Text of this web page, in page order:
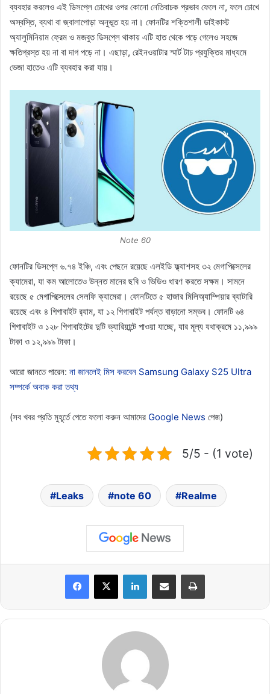
ব্যবহার করলেও এই ডিসপ্লে চোখের ওপর কোনো নেতিবাচক প্রভাব ফেলে না, ফলে চোখে
অস্বস্তি, ব্যথা বা জ্বালাপোড়া অনুভূত হয় না। ফোনটির শক্তিশালী ডাইকাস্ট
অ্যালুমিনিয়াম ফ্রেম ও মজবুত ডিসপ্লে থাকায় এটি হাত থেকে পড়ে গেলেও সহজে
ক্ষতিগ্রস্ত হয় না বা দাগ পড়ে না। এছাড়া, রেইনওয়াটার স্মার্ট টাচ প্রযুক্তির মাধ্যমে
ভেজা হাতেও এটি ব্যবহার করা যায়।
Note 60
ফোনটির ডিসপ্লে ৬.৭৪ ইঞ্চি, এবং পেছনে রয়েছে এলইডি ফ্ল্যাশসহ ৩২ মেগাপিক্সেলের
ক্যামেরা, যা কম আলোতেও উন্নত মানের ছবি ও ভিডিও ধারণ করতে সক্ষম। সামনে
রয়েছে ৫ মেগাপিক্সেলের সেলফি ক্যামেরা। ফোনটিতে ৫ হাজার মিলিঅ্যাম্পিয়ার ব্যাটারি
রয়েছে এবং ৪ গিগাবাইট র‍্যাম, যা ১২ গিগাবাইট পর্যন্ত বাড়ানো সম্ভব। ফোনটি ৬৪
গিগাবাইট ও ১২৮ গিগাবাইটের দুটি ভ্যারিয়ান্টে পাওয়া যাচ্ছে, যার মূল্য যথাক্রমে ১১,৯৯৯
টাকা ও ১২,৯৯৯ টাকা।
আরো জানতে পারেন: না জানলেই মিস করবেন Samsung Galaxy S25 Ultra
সম্পর্কে অবাক করা তথ্য
(সব খবর প্রতি মুহূর্তে পেতে ফলো করুন আমাদের Google News পেজ)
5/5 - (1 vote)
Leaks note 60 Realme